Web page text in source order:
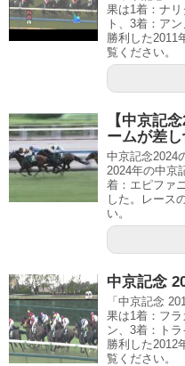
果は1着：ナ
ト、3着：ア
勝利した2011
覧ください。
【中京記
ームが差
中京記念2024
2024年の中京
着：エピファ
した。レース
い。
中京記念
「中京記念
果は1着：フ
ン、3着：ト
勝利した2012
覧ください。